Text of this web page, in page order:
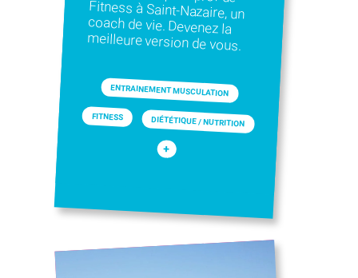
meilleure version de vous.
ENTRAINEMENT MUSCULATION
FITNESS DIÉTÉTIQUE / NUTRITION
+